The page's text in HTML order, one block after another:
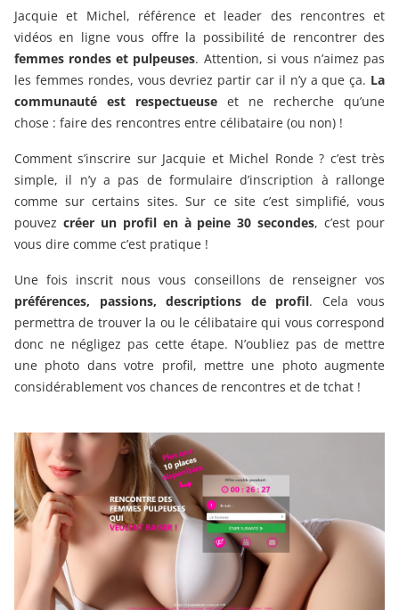
Jacquie et Michel, référence et leader des rencontres et
vidéos en ligne vous offre la possibilité de rencontrer des
femmes rondes et pulpeuses. Attention, si vous n’aimez pas
les femmes rondes, vous devriez partir car il n’y a que ça. La
communauté est respectueuse et ne recherche qu’une
chose : faire des rencontres entre célibataire (ou non) !
Comment s’inscrire sur Jacquie et Michel Ronde ? c’est très
simple, il n’y a pas de formulaire d’inscription à rallonge
comme sur certains sites. Sur ce site c’est simplifié, vous
pouvez créer un profil en à peine 30 secondes, c’est pour
vous dire comme c’est pratique !
Une fois inscrit nous vous conseillons de renseigner vos
préférences, passions, descriptions de profil. Cela vous
permettra de trouver la ou le célibataire qui vous correspond
donc ne négligez pas cette étape. N’oubliez pas de mettre
une photo dans votre profil, mettre une photo augmente
considérablement vos chances de rencontres et de tchat !